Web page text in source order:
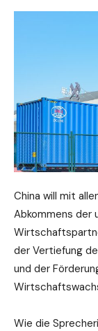
China will mit
Abkommens der
der Vertiefung
und der
Wie die